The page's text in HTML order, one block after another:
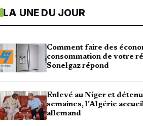
LA UNE DU JOUR
Comment faire des
consommation de votre
Sonelgaz répond
Enlevé au Niger et
semaines, l’Algérie
allemand